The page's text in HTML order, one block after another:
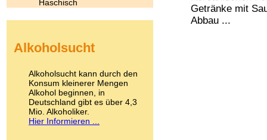
Getränke mit
Abbau ...
Haschisch
Kokain
LSD
Marihuana
Medikamente
Meskalin
Metamphetamin
Methadon
Alkoholsucht
Alkoholsucht kann durch den
Konsum kleinerer Mengen
Alkohol beginnen, in
Deutschland gibt es über 4,3
Mio. Alkoholiker.
Hier Informieren ...